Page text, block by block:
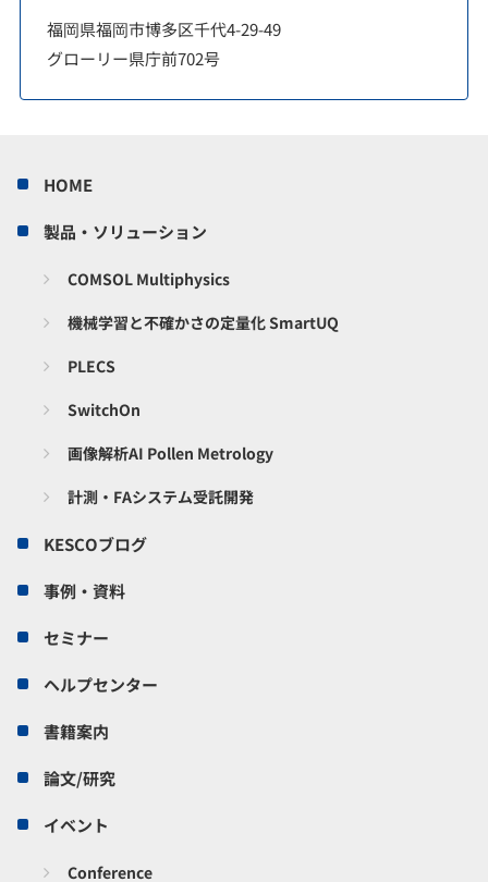
福岡県福岡市博多区千代4-29-49
グローリー県庁前702号
HOME
製品・ソリューション
COMSOL Multiphysics
機械学習と不確かさの定量化 SmartUQ
PLECS
SwitchOn
画像解析AI Pollen Metrology
計測・FAシステム受託開発
KESCOブログ
事例・資料
セミナー
ヘルプセンター
書籍案内
論文/研究
イベント
Conference